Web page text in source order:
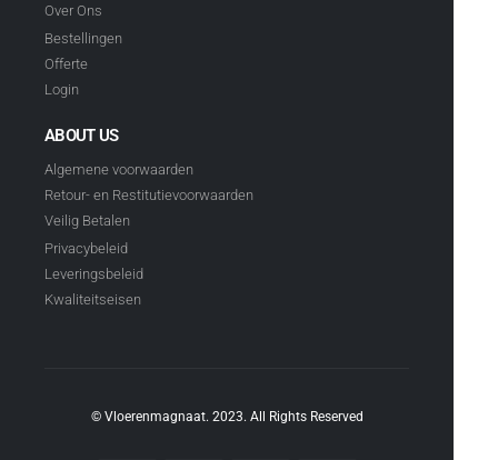
Over Ons
Bestellingen
Offerte
Login
ABOUT US
Algemene voorwaarden
Retour- en Restitutievoorwaarden
Veilig Betalen
Privacybeleid
Leveringsbeleid
Kwaliteitseisen
© Vloerenmagnaat. 2023. All Rights Reserved